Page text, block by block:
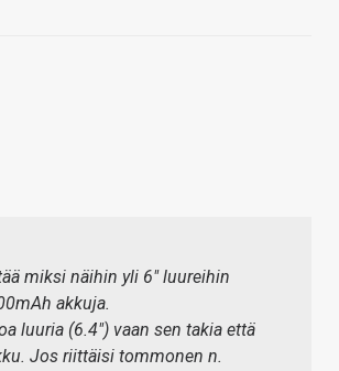
miksi näihin yli 6" luureihin
akkuja.
luuria (6.4") vaan sen takia että
Jos riittäisi tommonen n.